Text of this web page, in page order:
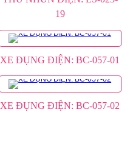
19
XE ĐỤNG ĐIỆN: BC-057-01
XE ĐỤNG ĐIỆN: BC-057-02